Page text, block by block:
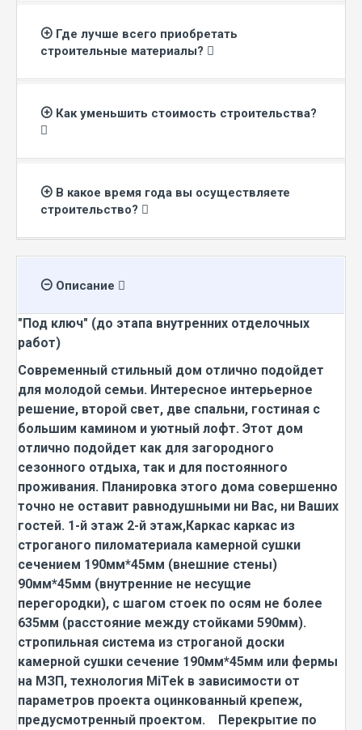
Где лучше всего приобретать
строительные материалы?
Как уменьшить стоимость строительства?
В какое время года вы осуществляете
строительство?
Описание
"Под ключ" (до этапа внутренних отделочных
работ)
Современный стильный дом отлично подойдет
для молодой семьи. Интересное интерьерное
решение, второй свет, две спальни, гостиная с
большим камином и уютный лофт. Этот дом
отлично подойдет как для загородного
сезонного отдыха, так и для постоянного
проживания. Планировка этого дома совершенно
точно не оставит равнодушными ни Вас, ни Ваших
гостей. 1-й этаж 2-й этаж,Каркас каркас из
строганого пиломатериала камерной сушки
сечением 190мм*45мм (внешние стены)
90мм*45мм (внутренние не несущие
перегородки), с шагом стоек по осям не более
635мм (расстояние между стойками 590мм).
стропильная система из строганой доски
камерной сушки сечение 190мм*45мм или фермы
на МЗП, технология MiTek в зависимости от
параметров проекта оцинкованный крепеж,
предусмотренный проектом. Перекрытие по